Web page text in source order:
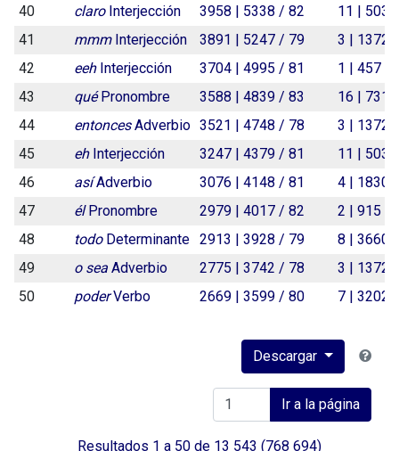
40
claro Interjección 3958 | 5338 / 82
11 |
41
mmm Interjección 3891 | 5247 / 79
3 | 1372
42
eeh Interjección 3704 | 4995 / 81
1 | 457 /
43
quéPronombre 3588 | 4839 / 83
16 |
44
entoncesAdverbio 3521 | 4748 / 78
3 | 1372
45
eh Interjección 3247 | 4379 / 81
11 |
46
asíAdverbio 3076 | 4148 / 81
4 | 1830
47
élPronombre 2979 | 4017 / 82
2 | 915 /
48
todo Determinante 2913 | 3928 / 79
8 | 3660
49
o sea Adverbio 2775 | 3742 / 78
3 | 1372
50
poderVerbo 2669 | 3599 / 80 7 | 3202
Resultados 1 a 50 de 13 543 (768 694)
Ir a la página
Descargar